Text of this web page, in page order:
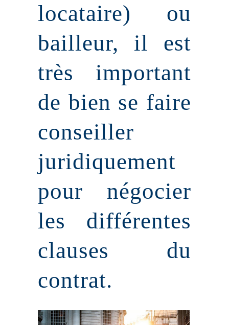
locataire) ou
bailleur, il est
très important
de bien se faire
conseiller
juridiquement
pour négocier
les différentes
clauses du
contrat.